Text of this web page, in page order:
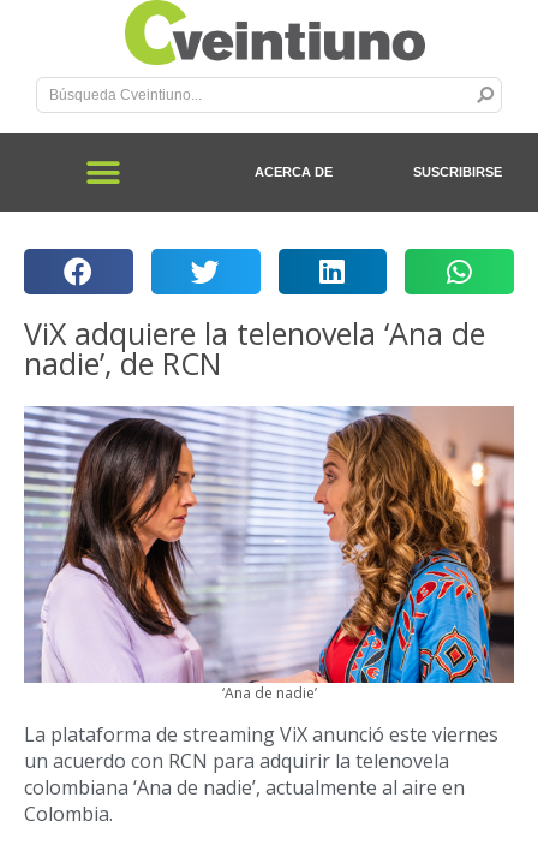
ACERCA DE SUSCRIBIRSE
ViX adquiere la telenovela ‘Ana de
nadie’, de RCN
‘Ana de nadie’
La plataforma de streaming ViX anunció este viernes
un acuerdo con RCN para adquirir la telenovela
colombiana ‘Ana de nadie’, actualmente al aire en
Colombia.